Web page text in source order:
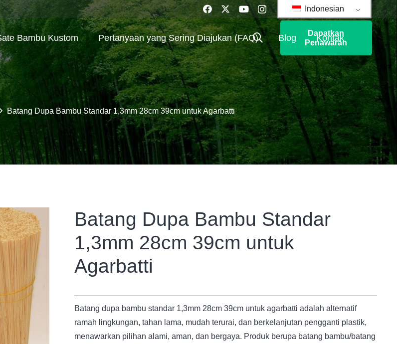
Indonesian
Bambu Kustom Pertanyaan yang Sering Diajukan (FAQ) Blog Kontak
Dapatkan
Penawaran
Batang Dupa Bambu Standar 1,3mm 28cm 39cm untuk Agarbatti
Batang Dupa Bambu Standar
1,3mm 28cm 39cm untuk
Agarbatti
Batang dupa bambu standar 1,3mm 28cm 39cm untuk agarbatti adalah alternatif
ramah lingkungan, tahan lama, mudah terurai, dan berkelanjutan pengganti plastik,
menawarkan pilihan alami, aman, dan bergaya. Produk berupa batang bambu/batang